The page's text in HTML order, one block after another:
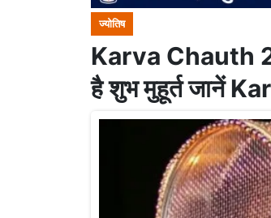
ज्योतिष
Karva Chauth
है शुभ मुहूर्त जानें